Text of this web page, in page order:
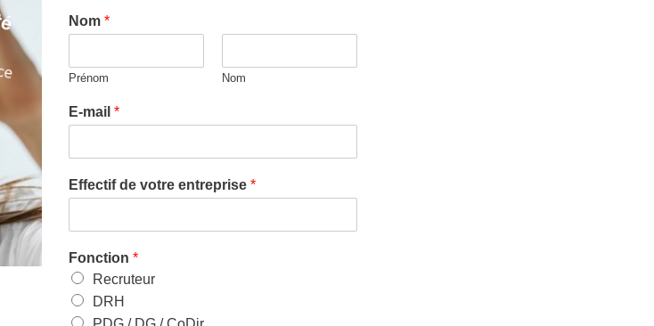
Nom *
Prénom Nom
E-mail *
Effectif de votre entreprise *
Fonction *
Recruteur
DRH